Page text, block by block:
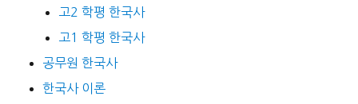
고2 학평 한국사
고1 학평 한국사
공무원 한국사
한국사 이론